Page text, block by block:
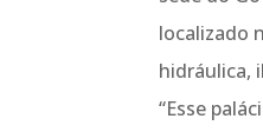
localizado
hidráulica,
“Esse